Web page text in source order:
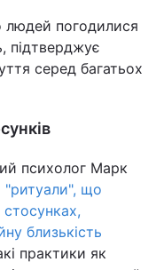
людей погодилися
серед багатьох
психолог Марк
"ритуали", що
близькість
практики як